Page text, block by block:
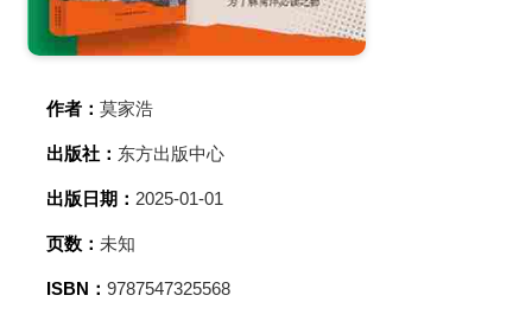
作者： 莫家浩
出版社： 东方出版中心
出版日期： 2025-01-01
页数： 未知
ISBN： 9787547325568